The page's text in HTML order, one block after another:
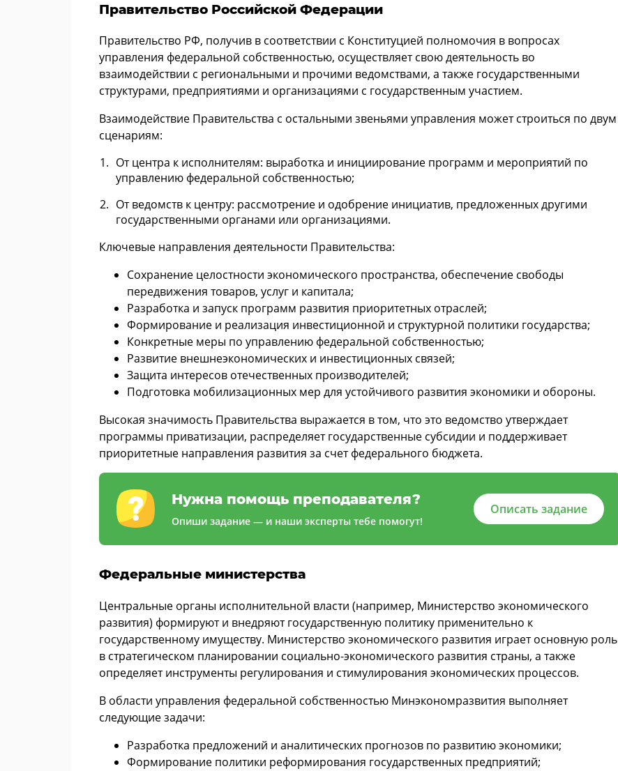
Правительство Российской Федерации
Правительство РФ, получив в соответствии с Конституцией полномочия в вопросах
управления федеральной собственностью, осуществляет свою деятельность во
взаимодействии с региональными и прочими ведомствами, а также государственными
структурами, предприятиями и организациями с государственным участием.
Взаимодействие Правительства с остальными звеньями управления может строиться по двум
сценариям:
От центра к исполнителям: выработка и инициирование программ и мероприятий по
управлению федеральной собственностью;
От ведомств к центру: рассмотрение и одобрение инициатив, предложенных другими
государственными органами или организациями.
Ключевые направления деятельности Правительства:
Сохранение целостности экономического пространства, обеспечение свободы
передвижения товаров, услуг и капитала;
Разработка и запуск программ развития приоритетных отраслей;
Формирование и реализация инвестиционной и структурной политики государства;
Конкретные меры по управлению федеральной собственностью;
Развитие внешнеэкономических и инвестиционных связей;
Защита интересов отечественных производителей;
Подготовка мобилизационных мер для устойчивого развития экономики и обороны.
Высокая значимость Правительства выражается в том, что это ведомство утверждает
программы приватизации, распределяет государственные субсидии и поддерживает
приоритетные направления развития за счет федерального бюджета.
Нужна помощь преподавателя?
Опиши задание — и наши эксперты тебе помогут!
Описать задание
Федеральные министерства
Центральные органы исполнительной власти (например, Министерство экономического
развития) формируют и внедряют государственную политику применительно к
государственному имуществу. Министерство экономического развития играет основную роль
в стратегическом планировании социально-экономического развития страны, а также
определяет инструменты регулирования и стимулирования экономических процессов.
В области управления федеральной собственностью Минэкономразвития выполняет
следующие задачи:
Разработка предложений и аналитических прогнозов по развитию экономики;
Формирование политики реформирования государственных предприятий;